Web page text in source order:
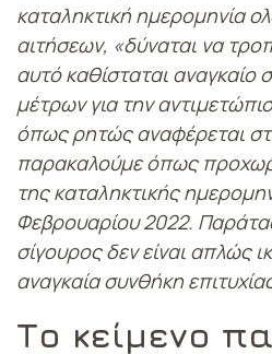
καταληκτική ημερομηνία
αιτήσεων, «δύναται να
αυτό καθίσταται αναγκαίο
μέτρων για την
όπως ρητώς αναφέρεται
παρακαλούμε όπως
της καταληκτικής
Φεβρουαρίου 2022.
σίγουρος δεν είναι απλώς
αναγκαία συνθήκη
Το κείμενο